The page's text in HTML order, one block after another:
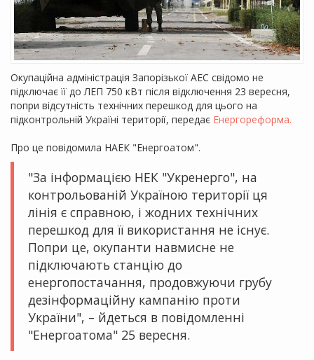
Окупаційна адміністрація Запорізької АЕС свідомо не
підключає її до ЛЕП 750 кВт після відключення 23 вересня,
попри відсутність технічних перешкод для цього на
підконтрольній Україні території, передає Енергореформа.
Про це повідомила НАЕК "Енергоатом".
"За інформацією НЕК "Укренерго", на
контрольованій Україною території ця
лінія є справною, і жодних технічних
перешкод для її використання не існує.
Попри це, окупанти навмисне не
підключають станцію до
енергопостачання, продовжуючи грубу
дезінформаційну кампанію проти
України", – йдеться в повідомленні
"Енергоатома" 25 вересня.